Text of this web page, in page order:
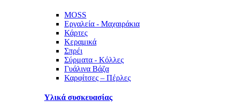
MOSS
Εργαλεία - Μαχαιράκια
Κάρτες
Κεραμικά
Σπρέι
Σύρματα - Κόλλες
Γυάλινα Βάζα
Καρφίτσες – Πέρλες
Υλικά συσκευασίας